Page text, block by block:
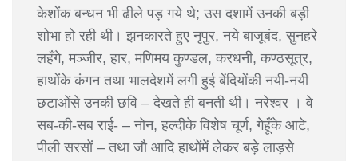
केशोंक बन्धन भी ढीले पड़ गये थे; उस दशामें उनकी बड़ी
शोभा हो रही थी। झनकारते हुए नृपुर, नये बाजूबंद, सुनहरे
लहँगे, मञ्जीर, हार, मणिमय कुण्डल, करधनी, कण्ठसूत्र,
हाथोंके कंगन तथा भालदेशमें लगी हुई बेंदियोंकी नयी-नयी
छटाओंसे उनकी छवि – देखते ही बनती थी। नरेश्वर । वे
सब-की-सब राई- – नोन, हल्दीके विशेष चूर्ण, गेहूँके आटे,
पीली सरसों – तथा जौ आदि हाथोंमें लेकर बड़े लाड़से